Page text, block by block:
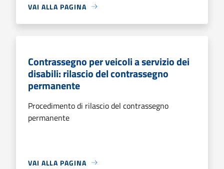
VAI ALLA PAGINA
Contrassegno per veicoli a servizio dei
disabili: rilascio del contrassegno
permanente
Procedimento di rilascio del contrassegno
permanente
VAI ALLA PAGINA